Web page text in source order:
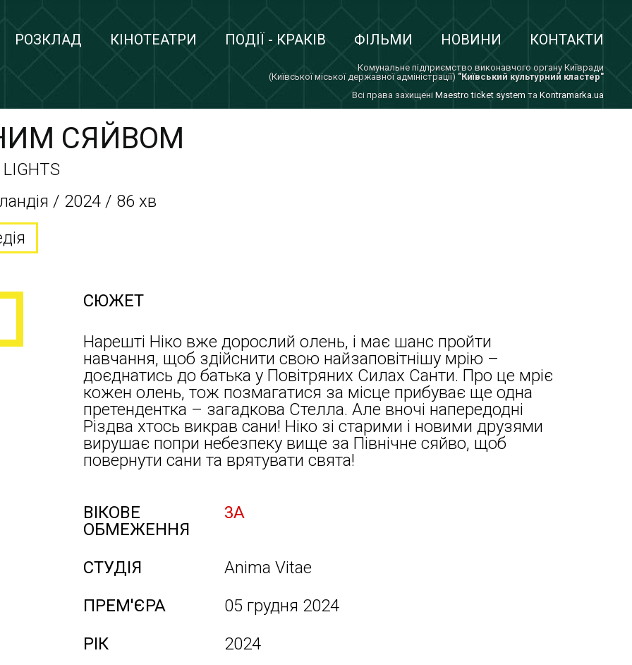
РОЗКЛАД КІНОТЕАТРИ ПОДІЇ - КРАКІВ ФІЛЬМИ НОВИНИ КОНТАКТИ
Комунальне підприємство виконавчого органу Київради
(Київської міської державної адміністрації) "Київський культурний кластер"
Всi права захищенi Maestro ticket system та Kontramarka.ua
СЯЙВОМ
/ 2024 / 86 хв
СЮЖЕТ
Нарешті Ніко вже дорослий олень, і має шанс пройти
навчання, щоб здійснити свою найзаповітнішу мрію –
доєднатись до батька у Повітряних Силах Санти. Про це мріє
кожен олень, тож позмагатися за місце прибуває ще одна
претендентка – загадкова Стелла. Але вночі напередодні
Різдва хтось викрав сани! Ніко зі старими і новими друзями
вирушає попри небезпеку вище за Північне сяйво, щоб
повернути сани та врятувати свята!
ВІКОВЕ
ОБМЕЖЕННЯ
3А
СТУДІЯ
Anima Vitae
ПРЕМ'ЄРА
05 грудня 2024
РІК
2024